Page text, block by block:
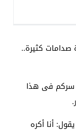
صدامات كثيرة..
سركم فى هذا
أنا أكره